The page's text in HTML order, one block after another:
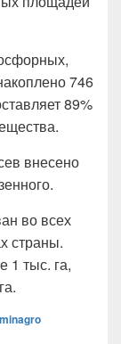
746
89%
внесено
во всех
страны.
1 тыс. га,